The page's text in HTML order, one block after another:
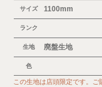
サイズ 1100mm
ランク
生地 廃盤生地
色
この生地は店頭限定です。ご